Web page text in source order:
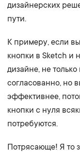
дизайнерских
пути.
К примеру, если
кнопки в Sketch и
дизайне, не
согласованно, но
эффективнее,
кнопки с нуля
потребуются.
Потрясающе! Я то